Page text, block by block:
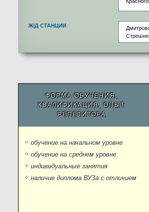
Ж|Д СТАНЦИИ
ФОРМА ОБУЧЕНИЯ,
КВАЛИФИКАЦИЯ, ОПЫТ
РЕПЕТИТОРА
обучение на начальном уровне
обучение на среднем уровне
индивидуальные занятия
наличие диплома ВУЗа с отличием